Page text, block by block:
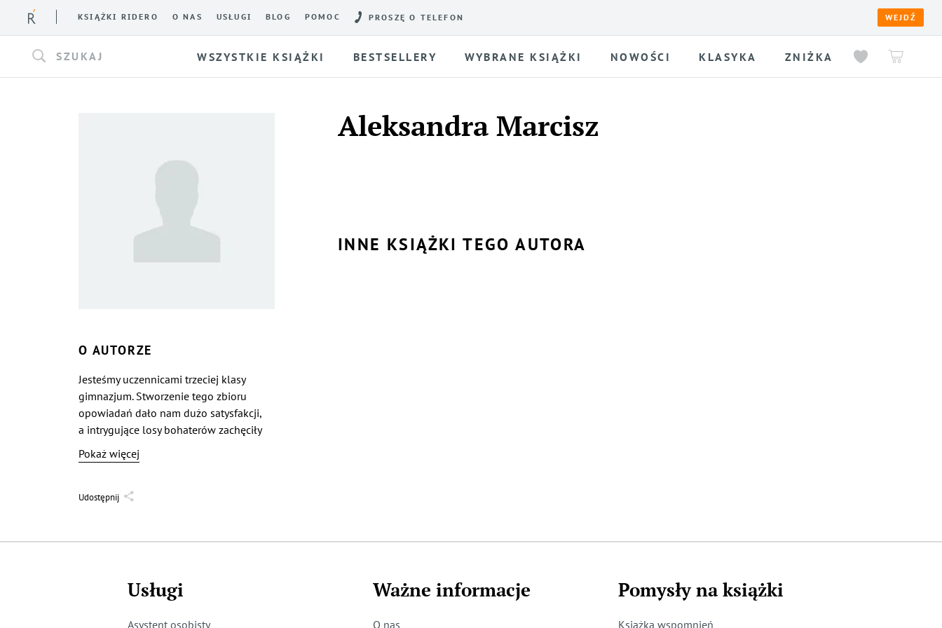
KSIĄŻKI RIDERO O NAS USŁUGI BLOG POMOC PROSZĘ O TELEFON WEJDŹ
SZUKAJ WSZYSTKIE KSIĄŻKI BESTSELLERY WYBRANE KSIĄŻKI NOWOŚCI KLASYKA ZNIŻKA
Aleksandra Marcisz
INNE KSIĄŻKI TEGO AUTORA
O AUTORZE
Jesteśmy uczennicami trzeciej klasy
gimnazjum. Stworzenie tego zbioru
opowiadań dało nam dużo satysfakcji,
a intrygujące losy bohaterów zachęciły
do dalszego pisania.
Pokaż więcej
Udostępnij
Usługi
Asystent osobisty
Ważne informacje
O nas
Pomysły na książki
Książka wspomnień